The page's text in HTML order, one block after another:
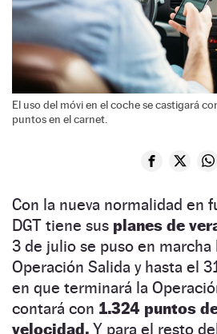
El uso del móvi en el coche se castigará
puntos en el carnet.
Con la nueva normalidad en
DGT tiene sus planes de
3 de julio se puso en marcha
Operación Salida y hasta el
en que terminará la
contará con 1.324 puntos
velocidad. Y para el resto